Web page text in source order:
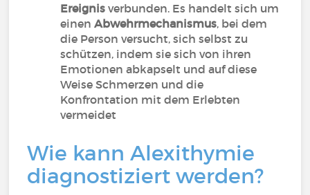
Ereignis verbunden. Es handelt sich um
einenAbwehrmechanismus, bei dem
die Person versucht, sich selbst zu
schützen, indem sie sich von ihren
Emotionen abkapselt und auf diese
Weise Schmerzen und die
Konfrontation mit dem Erlebten
vermeidet
Wie kann Alexithymie
diagnostiziert werden?